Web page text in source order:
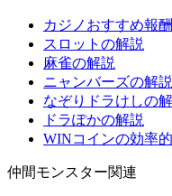
カジノおすすめ報
スロットの解説
麻雀の解説
ニャンバーズの解説
なぞりドラけしの
ドラぽかの解説
WINコインの効率
仲間モンスター関連